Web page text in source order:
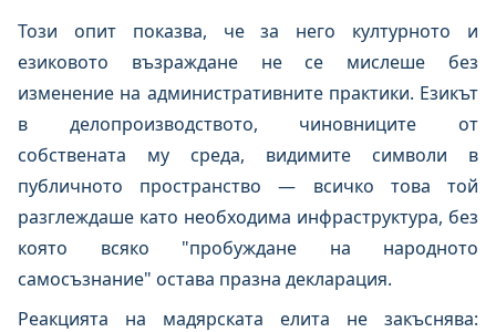
Този опит показва, че за него културното и
езиковото възраждане не се мислеше без
изменение на административните практики. Езикът
в делопроизводството, чиновниците от
собствената му среда, видимите символи в
публичното пространство — всичко това той
разглеждаше като необходима инфраструктура, без
която всяко "пробуждане на народното
самосъзнание" остава празна декларация.
Реакцията на мадярската елита не закъснява: